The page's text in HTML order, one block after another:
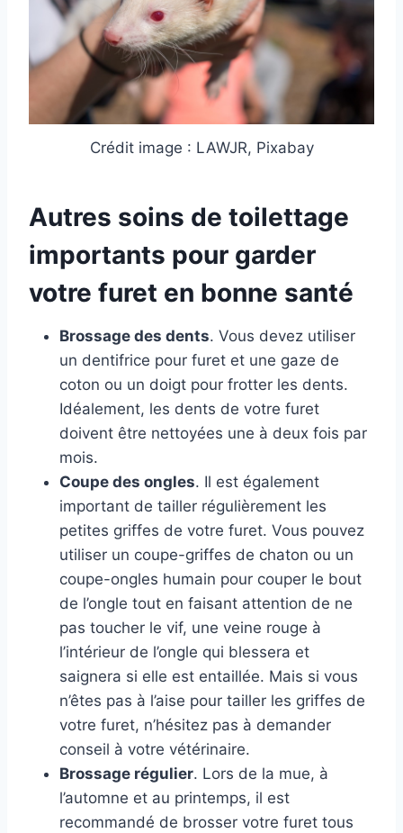
Crédit image : LAWJR, Pixabay
Autres soins de toilettage
importants pour garder
votre furet en bonne santé
Brossage des dents. Vous devez utiliser
un dentifrice pour furet et une gaze de
coton ou un doigt pour frotter les dents.
Idéalement, les dents de votre furet
doivent être nettoyées une à deux fois par
mois.
Coupe des ongles. Il est également
important de tailler régulièrement les
petites griffes de votre furet. Vous pouvez
utiliser un coupe-griffes de chaton ou un
coupe-ongles humain pour couper le bout
de l’ongle tout en faisant attention de ne
pas toucher le vif, une veine rouge à
l’intérieur de l’ongle qui blessera et
saignera si elle est entaillée. Mais si vous
n’êtes pas à l’aise pour tailler les griffes de
votre furet, n’hésitez pas à demander
conseil à votre vétérinaire.
Brossage régulier. Lors de la mue, à
l’automne et au printemps, il est
recommandé de brosser votre furet tous